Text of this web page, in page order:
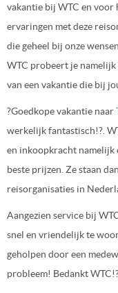
vakantie bij WTC en voor
ervaringen met deze
die geheel bij onze
WTC probeert je namelijk
van een vakantie die bij
?Goedkope vakantie naar
werkelijk fantastisch!?.
en inkoopkracht namelijk
beste prijzen. Ze staan
reisorganisaties in
Aangezien service bij
snel en vriendelijk te
geholpen door een
probleem! Bedankt